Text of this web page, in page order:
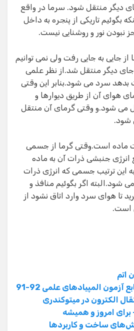
دیگر منتقل شود. سرما در واقع
بگوئیم تاریکی از پنجره به داخل
نبودن نور و روشنایی نیست.
از جایی به جایی رفت ولی نمی توانیم
جای دیگر منتقل شد.از نظر علمی
سرد می شود.بنابر این وقتی
هوای آن از طریق دیوارها و
می شود.و وقتی گرمای آن منتقل
شود.
ماده است.وقتی گرما از جسمی
جنبشی ذرات آن به ماده
این ترتیب جسمی که انرژی ذرات
شود.البته اگر بگوئیم منافذ و
تا هوای سرد وارد اتاق نشود از
است.
اتم
المپیادهای علمی 92-91
الکترون در میتوکندری
امروز و همیشه
ساخت و کاربردها